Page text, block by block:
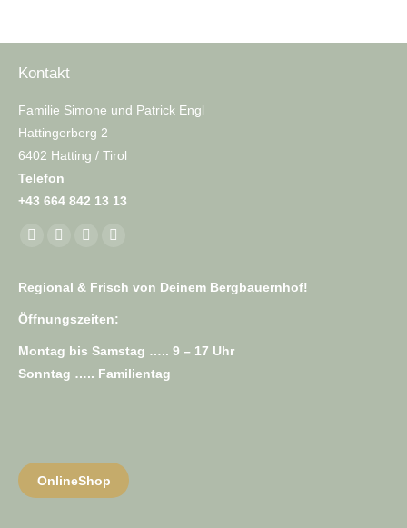
Kontakt
Familie Simone und Patrick Engl
Hattingerberg 2
6402 Hatting / Tirol
Telefon
+43 664 842 13 13
Finden Sie uns auf:
opens
in
page
opens
opens
in
opens
in
Regional & Frisch von Deinem Bergbauernhof!
Öffnungszeiten:
Montag bis Samstag ….. 9 – 17 Uhr
Sonntag ….. Familientag
OnlineShop